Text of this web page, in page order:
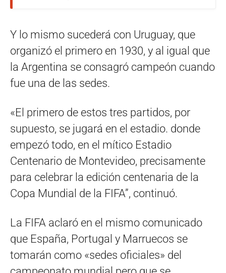
Y lo mismo sucederá con Uruguay, que
organizó el primero en 1930, y al igual que
la Argentina se consagró campeón cuando
fue una de las sedes.
«El primero de estos tres partidos, por
supuesto, se jugará en el estadio. donde
empezó todo, en el mítico Estadio
Centenario de Montevideo, precisamente
para celebrar la edición centenaria de la
Copa Mundial de la FIFA”, continuó.
La FIFA aclaró en el mismo comunicado
que España, Portugal y Marruecos se
tomarán como «sedes oficiales» del